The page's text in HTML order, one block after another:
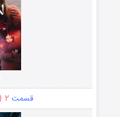
قسمت ۲ (زیرنویس)